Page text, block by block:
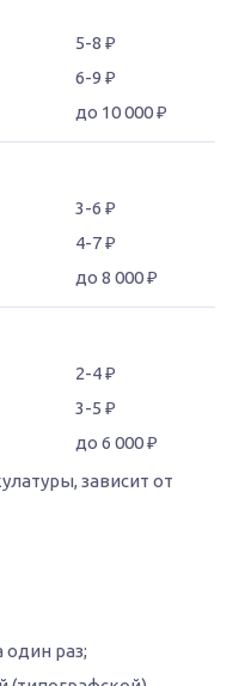
5-8 ₽
6-9 ₽
до 10 000 ₽
3-6 ₽
4-7 ₽
до 8 000 ₽
2-4 ₽
3-5 ₽
до 6 000 ₽
зависит от
один раз;